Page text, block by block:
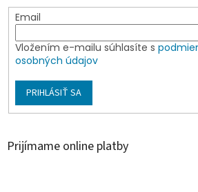
Email
Vložením e-mailu súhlasíte s
osobných údajov
PRIHLÁSIŤ SA
Prijímame online platby